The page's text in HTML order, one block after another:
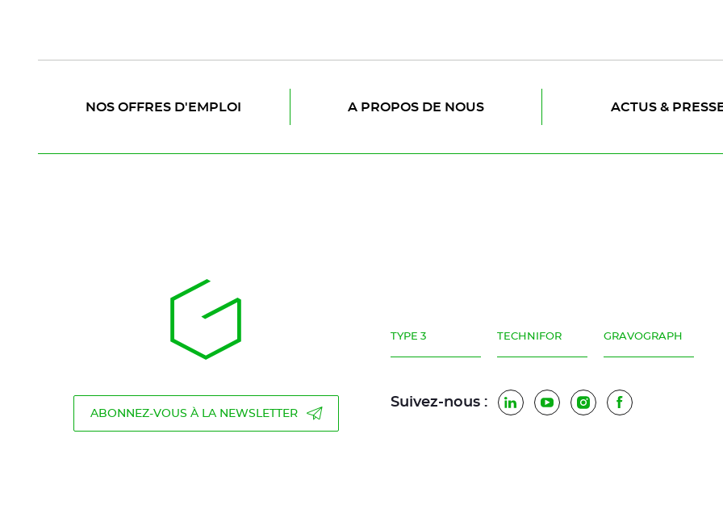
NOS OFFRES D'EMPLOI A PROPOS DE NOUS ACTUS &
ABONNEZ-VOUS À LA NEWSLETTER
TYPE 3 TECHNIFOR GRAVOGRAPH
Suivez-nous : LinkedInYouTubeInstagramFacebook